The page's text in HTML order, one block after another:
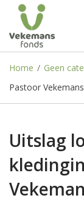
Home / Geen
Pastoor
Uitslag